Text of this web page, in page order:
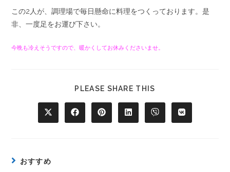
この2人が、調理場で毎日懸命に料理をつくっております。是
非、一度足をお運び下さい。
今晩も冷えそうですので、暖かくしてお休みくださいませ。
PLEASE SHARE THIS
おすすめ